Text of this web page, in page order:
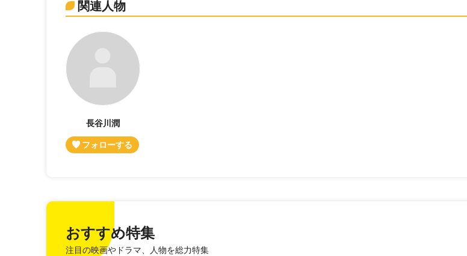
関連人物
長谷川潤
おすすめ特集
注目の映画やドラマ、人物を総力特集